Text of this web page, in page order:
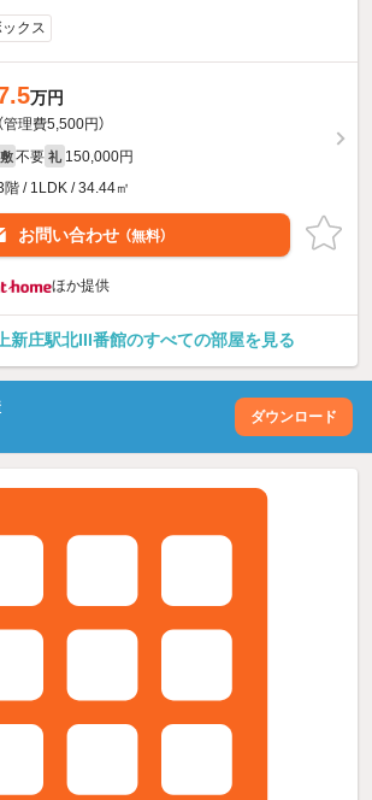
クス
万円
（管理費5,500円）
敷 不要 礼 150,000円
階 / 1LDK / 34.44㎡
お問い合わせ （無料）
ほか提供
新庄駅北III番館のすべての部屋を見る
ダウンロード